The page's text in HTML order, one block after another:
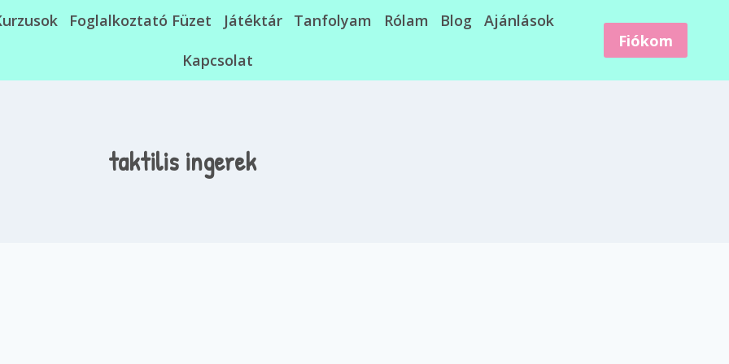
Foglalkoztató Füzet Játéktár Tanfolyam Rólam Blog Ajánlások
Kapcsolat
Fiókom
taktilis ingerek